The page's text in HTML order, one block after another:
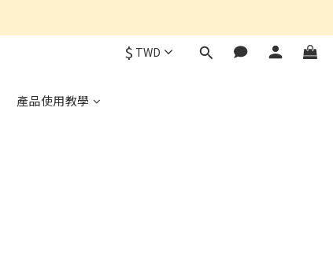
$ TWD
產品使用教學